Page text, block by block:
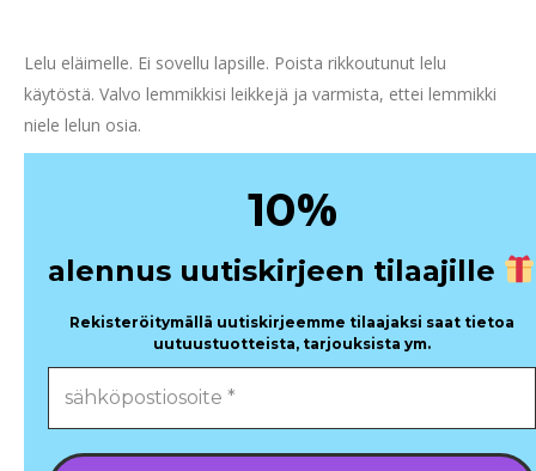
Lelu eläimelle. Ei sovellu lapsille. Poista rikkoutunut lelu
käytöstä. Valvo lemmikkisi leikkejä ja varmista, ettei lemmikki
niele lelun osia.
10%
alennus uutiskirjeen tilaajille
Rekisteröitymällä uutiskirjeemme tilaajaksi saat tietoa
uutuustuotteista, tarjouksista ym.